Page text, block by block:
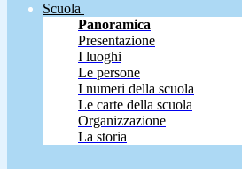
Scuola
Panoramica
Presentazione
I luoghi
Le persone
I numeri della scuola
Le carte della scuola
Organizzazione
La storia